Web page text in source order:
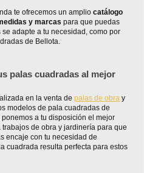
te ofrecemos un ampliocatálogo
y marcas para que puedas
adapte a tu necesidad, como por
de Bellota.
palas cuadradas al mejor
en la venta depalas de obra y
modelos de pala cuadradas de
a tu disposición el mejor
trabajos de obra y jardinería para que
encaje con tu necesidad de
cuadrada resulta perfecta para estos